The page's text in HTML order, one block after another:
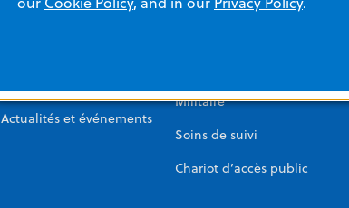
Actualités et événements
Services d’urgence et
Militaire
Soins de suivi
Chariot d’accès public